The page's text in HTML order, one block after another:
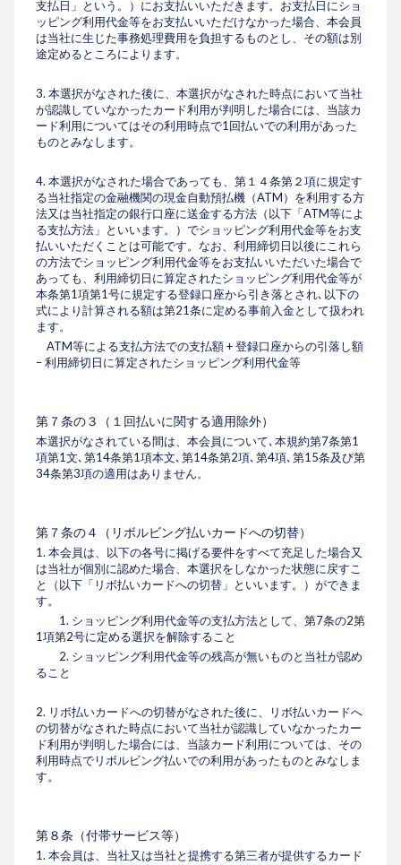
支払日」という。）にお支払いいただきます。お支払日にショ
ッピング利用代金等をお支払いいただけなかった場合、本会員
は当社に生じた事務処理費用を負担するものとし、その額は別
途定めるところによります。
3. 本選択がなされた後に、本選択がなされた時点において当社
が認識していなかったカード利用が判明した場合には、当該カ
ード利用についてはその利用時点で1回払いでの利用があった
ものとみなします。
4. 本選択がなされた場合であっても、第１４条第２項に規定す
る当社指定の金融機関の現金自動預払機（ATM）を利用する方
法又は当社指定の銀行口座に送金する方法（以下「ATM等によ
る支払方法」といいます。）でショッピング利用代金等をお支
払いいただくことは可能です。なお、利用締切日以後にこれら
の方法でショッピング利用代金等をお支払いいただいた場合で
あっても、利用締切日に算定されたショッピング利用代金等が
本条第1項第1号に規定する登録口座から引き落とされ､以下の
式により計算される額は第21条に定める事前入金として扱われ
ます。
ATM等による支払方法での支払額 + 登録口座からの引落し額
– 利用締切日に算定されたショッピング利用代金等
第７条の３（１回払いに関する適用除外）
本選択がなされている間は、本会員について､本規約第7条第1
項第1文､第14条第1項本文､第14条第2項､第4項､第15条及び第
34条第3項の適用はありません。
第７条の４（リボルビング払いカードへの切替）
1. 本会員は、以下の各号に掲げる要件をすべて充足した場合又
は当社が個別に認めた場合、本選択をしなかった状態に戻すこ
と（以下「リボ払いカードへの切替」といいます。）ができま
す。
1. ショッピング利⽤代⾦等の支払方法として、第7条の2第
1項第2号に定める選択を解除すること
2. ショッピング利用代金等の残高が無いものと当社が認め
ること
2. リボ払いカードへの切替がなされた後に、リボ払いカードへ
の切替がなされた時点において当社が認識していなかったカー
ド利用が判明した場合には、当該カード利用については、その
利用時点でリボルビング払いでの利用があったものとみなしま
す。
第８条（付帯サービス等）
1. 本会員は、当社又は当社と提携する第三者が提供するカード